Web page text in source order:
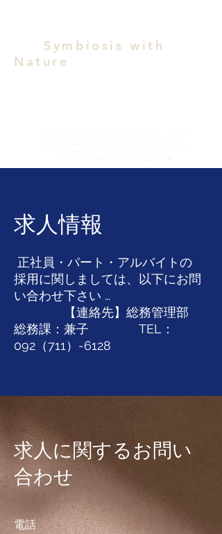
Symbiosis with
Nature
求人情報
正社員・パート・アルバイトの
採用に関しましては、以下にお問
い合わせ下さい …
【連絡先】総務管理部
総務課：兼子 TEL：
092（711）-6128
求人に関するお問い
合わせ
電話